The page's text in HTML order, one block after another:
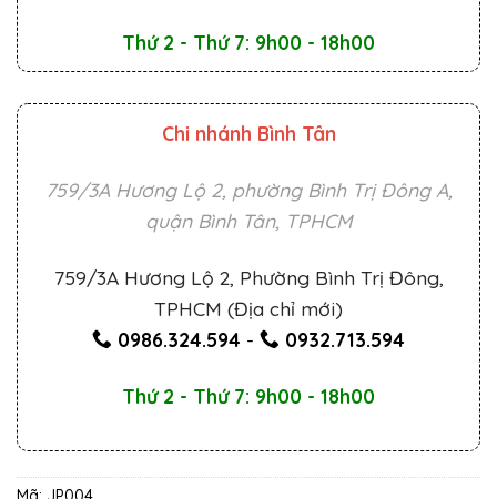
Thứ 2 - Thứ 7: 9h00 - 18h00
Chi nhánh Bình Tân
759/3A Hương Lộ 2, phường Bình Trị Đông A,
quận Bình Tân, TPHCM
759/3A Hương Lộ 2, Phường Bình Trị Đông,
TPHCM (Địa chỉ mới)
0986.324.594 - 0932.713.594
Thứ 2 - Thứ 7: 9h00 - 18h00